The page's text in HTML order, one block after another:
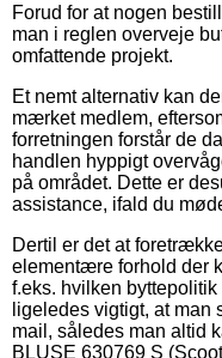
Forud for at nogen
man i reglen overveje
omfattende projekt.
Et nemt alternativ kan
mærket medlem,
forretningen forstår de
handlen hyppigt
på området. Dette er
assistance, ifald du
Dertil er det at
elementære forhold der
f.eks. hvilken
ligeledes vigtigt, at
mail, således man altid
BLUSE 630769 S